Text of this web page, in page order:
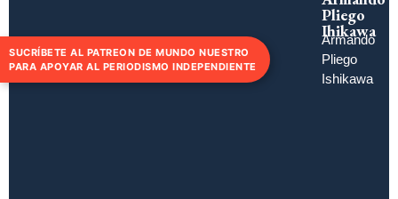
Pliego
Ihikawa
Armando
Pliego
Ishikawa
SUCRÍBETE AL PATREON DE MUNDO NUESTRO
PARA APOYAR AL PERIODISMO INDEPENDIENTE